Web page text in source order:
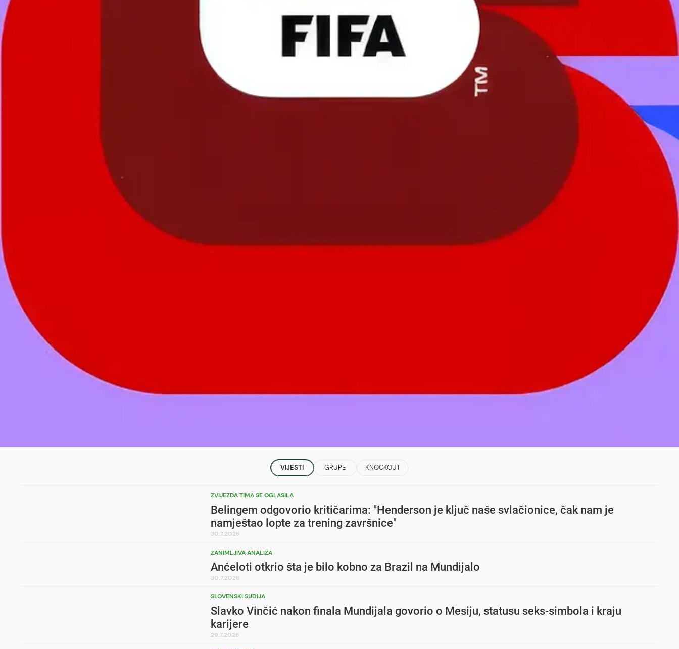
VIJESTI GRUPE KNOCKOUT
ZVIJEZDA TIMA SE OGLASILA
Belingem odgovorio kritičarima: "Henderson je ključ naše svlačionice, čak nam je
namještao lopte za trening završnice"
30.7.2026
ZANIMLJIVA ANALIZA
Anćeloti otkrio šta je bilo kobno za Brazil na Mundijalo
30.7.2026
SLOVENSKI SUDIJA
Slavko Vinčić nakon finala Mundijala govorio o Mesiju, statusu seks-simbola i kraju
karijere
29.7.2026